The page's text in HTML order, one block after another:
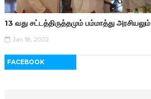
13 வது சட்டத்திருத்தமும் பம்மாத்து அரசியலும்
Jan 18, 2022
FACEBOOK